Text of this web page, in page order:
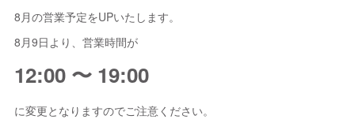
8月の営業予定をUPいたします。
8月9日より、営業時間が
12:00 〜 19:00
に変更となりますのでご注意ください。